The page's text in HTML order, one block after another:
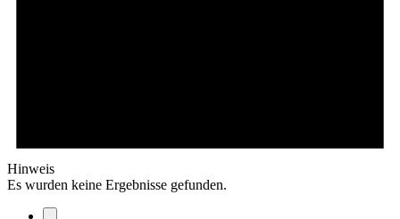
Hinweis
Es wurden keine Ergebnisse gefunden.